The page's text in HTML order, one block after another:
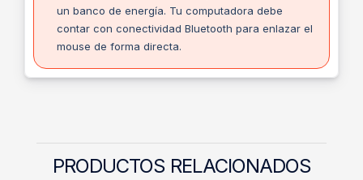
un banco de energía. Tu computadora debe
contar con conectividad Bluetooth para enlazar el
mouse de forma directa.
PRODUCTOS RELACIONADOS